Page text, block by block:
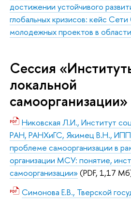
достижении устойчивого
глобальных кризисов: кейс
молодежных проектов в
Сессия
локальной
самоорганизации»
Никовская Л.И., Институт
РАН, РАНХиГС, Якимец В.Н.,
проблеме самоорганизации в
организации МСУ: понятие,
самоорганизации»(PDF, 1,17
Симонова Е.В., Тверской